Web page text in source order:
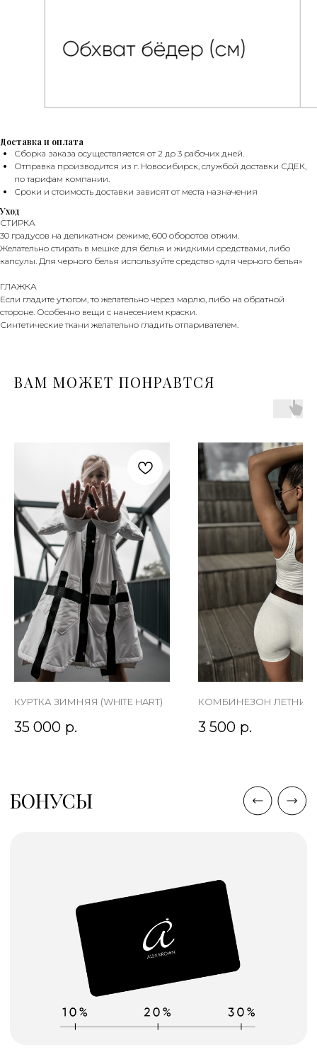
Доставка и оплата
Сборка заказа осуществляется от 2 до 3 рабочих дней.
Отправка производится из г. Новосибирск, службой доставки СДЕК,
по тарифам компании.
Сроки и стоимость доставки зависят от места назначения
Уход
СТИРКА
30 градусов на деликатном режиме, 600 оборотов отжим.
Желательно стирать в мешке для белья и жидкими средствами, либо
капсулы. Для черного белья используйте средство «для черного белья»
ГЛАЖКА
Если гладите утюгом, то желательно через марлю, либо на обратной
стороне. Особенно вещи с нанесением краски.
Синтетические ткани желательно гладить отпаривателем.
ВАМ МОЖЕТ ПОНРАВТСЯ
КУРТКА ЗИМНЯЯ (WHITE HART)
35 000 р.
КОМБИНЕЗОН
3 500 р.
БОНУСЫ